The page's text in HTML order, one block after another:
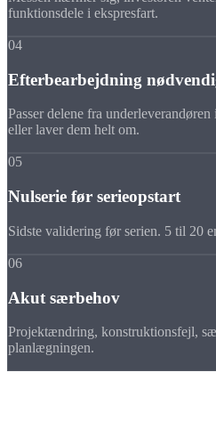
funktionsdele i ekspresfart.
04
Efterbearbejdning
Passer delene fra
eller laver dem helt om.
05
Nulserie før serieopstart
Sidste validering før serien. 5 til 20
06
Akut særbehov
Projektændring, konstruktionsfejl,
planlægningen.